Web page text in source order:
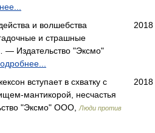
и волшебства
и страшные
Издательство "Эксмо"
2018
вступает в схватку с
мантикорой, несчастья
"Эксмо" ООО,
Люди против
2018